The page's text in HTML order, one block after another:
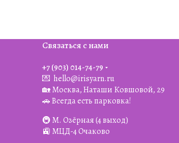
Связаться с нами
+7 (903) 014-74-79‬
💌 hello@irisyarn.ru
🏡 Москва, Наташи Ковшовой, 29
🚗 Всегда есть парковка!
🚇 М. Озёрная (4 выход)
🚉 МЦД-4 Очаково